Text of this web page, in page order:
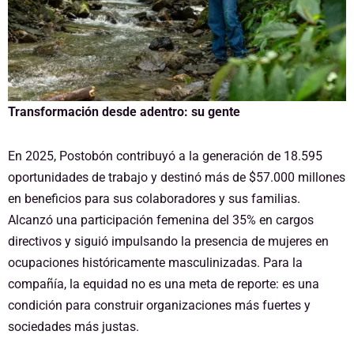
Transformación desde adentro: su gente
En 2025, Postobón contribuyó a la generación de 18.595
oportunidades de trabajo y destinó más de $57.000 millones
en beneficios para sus colaboradores y sus familias.
Alcanzó una participación femenina del 35% en cargos
directivos y siguió impulsando la presencia de mujeres en
ocupaciones históricamente masculinizadas. Para la
compañía, la equidad no es una meta de reporte: es una
condición para construir organizaciones más fuertes y
sociedades más justas.